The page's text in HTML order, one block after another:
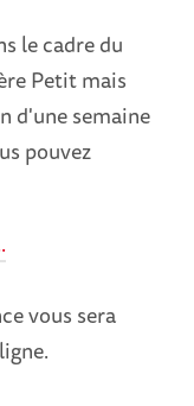
le cadre du
Petit mais
d'une semaine
pouvez
vous sera